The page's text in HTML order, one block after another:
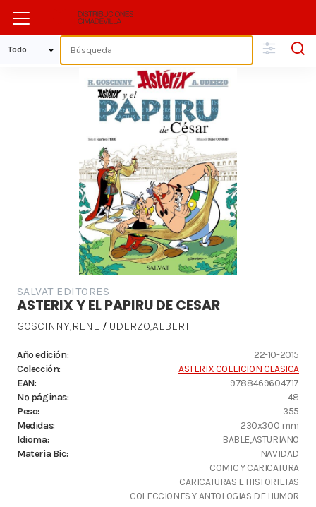
SALVAT EDITORES
ASTERIX Y EL PAPIRU DE CESAR
GOSCINNY,RENE / UDERZO,ALBERT
Año edición:
22-10-2015
Colección:
ASTERIX COLEICION CLASICA
EAN:
9788469604717
Nº páginas:
48
Peso:
355
Medidas:
230x300 mm
Idioma:
BABLE,ASTURIANO
Materia Bic:
NAVIDAD
COMIC Y CARICATURA
CARICATURAS E HISTORIETAS
COLECCIONES Y ANTOLOGIAS DE HUMOR